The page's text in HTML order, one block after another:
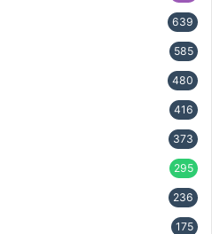
639
585
480
416
373
295
236
175